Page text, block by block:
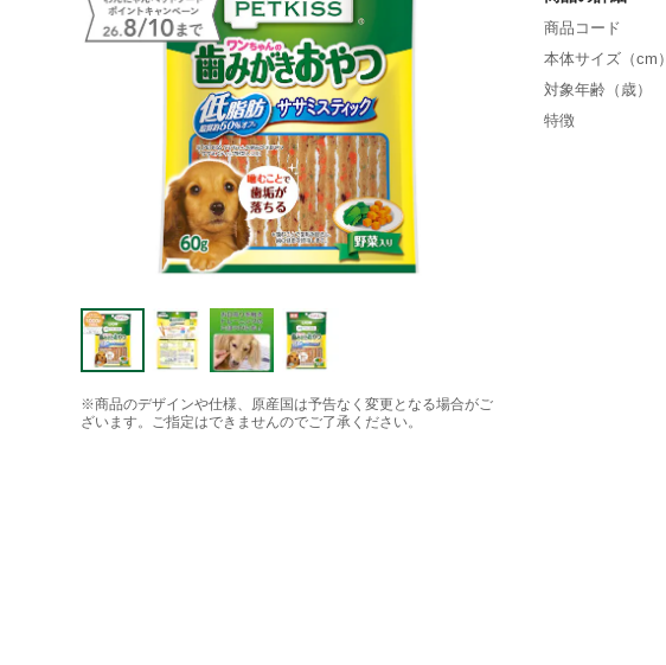
※商品のデザインや仕様、原産国は予告なく変更となる場合がご
ざいます。ご指定はできませんのでご了承ください。
商品コード
本体サイズ（cm）
対象年齢（歳）
特徴